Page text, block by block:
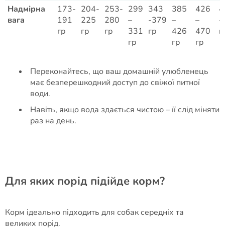
Надмірна
вага
173-
191
гр
204-
225
гр
253-
280
гр
299
–
331
гр
343
-379
гр
385
–
426
гр
426
–
470
гр
-
Переконайтесь, що ваш домашній улюбленець
має безперешкодний доступ до свіжої питної
води.
Навіть, якщо вода здається чистою – її слід міняти
раз на день.
Для яких порід підійде корм?
Корм ідеально підходить для собак середніх та
великих порід.